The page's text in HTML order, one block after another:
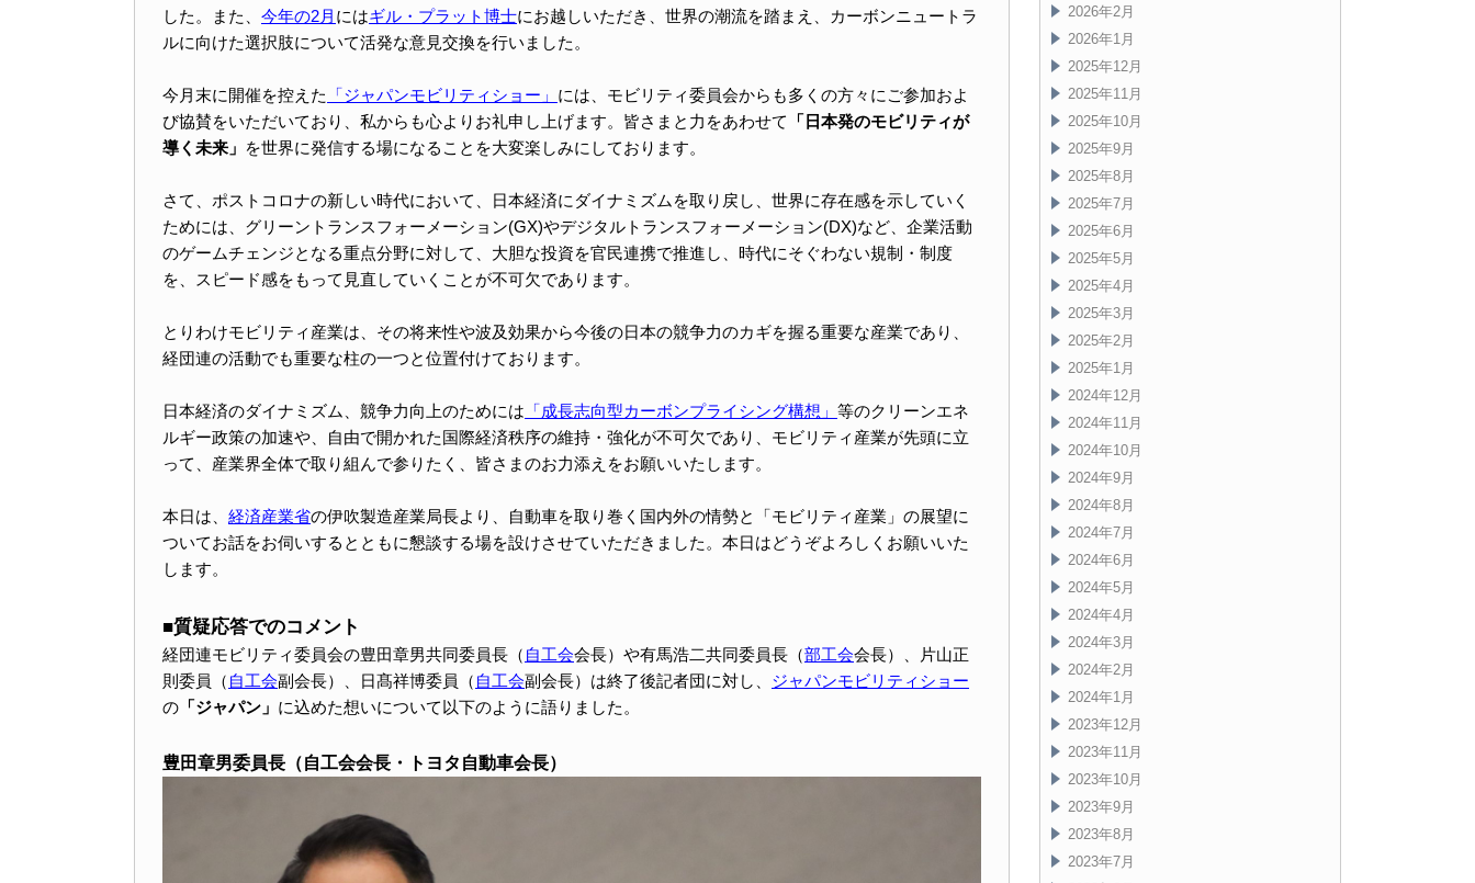
した。また、 今年の2月 にはギル・プラット博士にお越しいただき、世界の潮流を踏まえ、カーボンニュートラ
ルに向けた選択肢について活発な意見交換を行いました。
今月末に開催を控えた 「ジャパンモビリティショー」 には、モビリティ委員会からも多くの方々にご参加およ
び協賛をいただいており、私からも心よりお礼申し上げます。皆さまと力をあわせて
「日本発のモビリティが
導く未来」 を世界に発信する場になることを大変楽しみにしております。
さて、ポストコロナの新しい時代において、日本経済にダイナミズムを取り戻し、世界に存在感を示していく
ためには、グリーントランスフォーメーション(GX)やデジタルトランスフォーメーション(DX)など、企業活動
のゲームチェンジとなる重点分野に対して、大胆な投資を官民連携で推進し、時代にそぐわない規制・制度
を、スピード感をもって見直していくことが不可欠であります。
とりわけモビリティ産業は、その将来性や波及効果から今後の日本の競争力のカギを握る重要な産業であり、
経団連の活動でも重要な柱の一つと位置付けております。
日本経済のダイナミズム、競争力向上のためには 「成長志向型カーボンプライシング構想」 等のクリーンエネ
ルギー政策の加速や、自由で開かれた国際経済秩序の維持・強化が不可欠であり、モビリティ産業が先頭に立
って、産業界全体で取り組んで参りたく、皆さまのお力添えをお願いいたします。
本日は、 経済産業省の伊吹製造産業局長より、自動車を取り巻く国内外の情勢と「モビリティ産業」の展望に
ついてお話をお伺いするとともに懇談する場を設けさせていただきました。本日はどうぞよろしくお願いいた
します。
■質疑応答でのコメント
経団連モビリティ委員会の豊田章男共同委員長（ 自工会会長）や有馬浩二共同委員長（部工会会長）、片山正
則委員（ 自工会副会長）、日髙祥博委員（ 自工会副会長）は終了後記者団に対し、 ジャパンモビリティショー
の 「ジャパン」 に込めた想いについて以下のように語りました。
豊田章男委員長（自工会会長・トヨタ自動車会長）
2026年2月
2026年1月
2025年12月
2025年11月
2025年10月
2025年9月
2025年8月
2025年7月
2025年6月
2025年5月
2025年4月
2025年3月
2025年2月
2025年1月
2024年12月
2024年11月
2024年10月
2024年9月
2024年8月
2024年7月
2024年6月
2024年5月
2024年4月
2024年3月
2024年2月
2024年1月
2023年12月
2023年11月
2023年10月
2023年9月
2023年8月
2023年7月